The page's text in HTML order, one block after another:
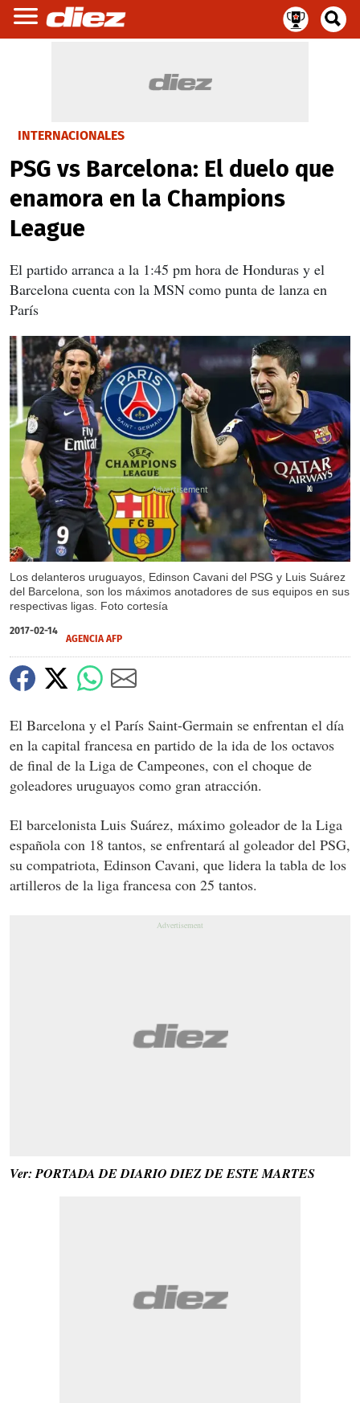
INTERNACIONALES
PSG vs Barcelona: El duelo que
enamora en la Champions
League
El partido arranca a la 1:45 pm hora de Honduras y el
Barcelona cuenta con la MSN como punta de lanza en
París
Los delanteros uruguayos, Edinson Cavani del PSG y Luis Suárez
del Barcelona, son los máximos anotadores de sus equipos en sus
respectivas ligas. Foto cortesía
X
2017-02-14
AGENCIA AFP
El Barcelona y el París Saint-Germain se enfrentan el día
en la capital francesa en partido de la ida de los octavos
de final de la Liga de Campeones, con el choque de
goleadores uruguayos como gran atracción.
El barcelonista Luis Suárez, máximo goleador de la Liga
española con 18 tantos, se enfrentará al goleador del PSG,
su compatriota, Edinson Cavani, que lidera la tabla de los
artilleros de la liga francesa con 25 tantos.
Ver: PORTADA DE DIARIO DIEZ DE ESTE MARTES